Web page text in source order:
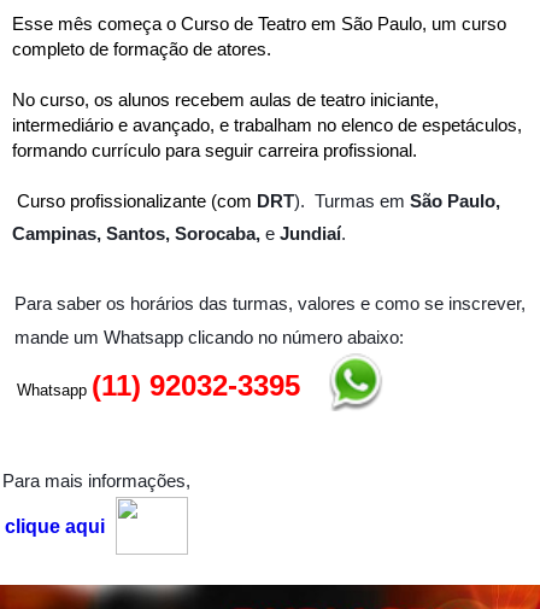
Esse mês começa o Curso de Teatro em São Paulo, um curso
completo de formação de atores.
No curso, os alunos recebem aulas de teatro iniciante,
intermediário e avançado, e trabalham no elenco de espetáculos,
formando currículo para seguir carreira profissional.
Curso profissionalizante (com DRT). Turmas em São Paulo,
Campinas, Santos, Sorocaba, e Jundiaí.
Para saber os horários das turmas, valores e como se inscrever,
mande um Whatsapp clicando no número abaixo:
Whatsapp (11) 92032-3395
Para mais informações,
clique aqui